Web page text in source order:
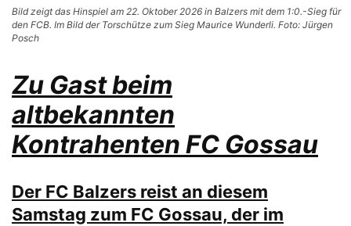
Bild zeigt das Hinspiel am 22. Oktober 2026 in Balzers mit dem 1:0.-Sieg für
den FCB. Im Bild der Torschütze zum Sieg Maurice Wunderli. Foto: Jürgen
Posch
Zu Gast beim
altbekannten
Kontrahenten FC Gossau
Der FC Balzers reist an diesem
Samstag zum FC Gossau, der im